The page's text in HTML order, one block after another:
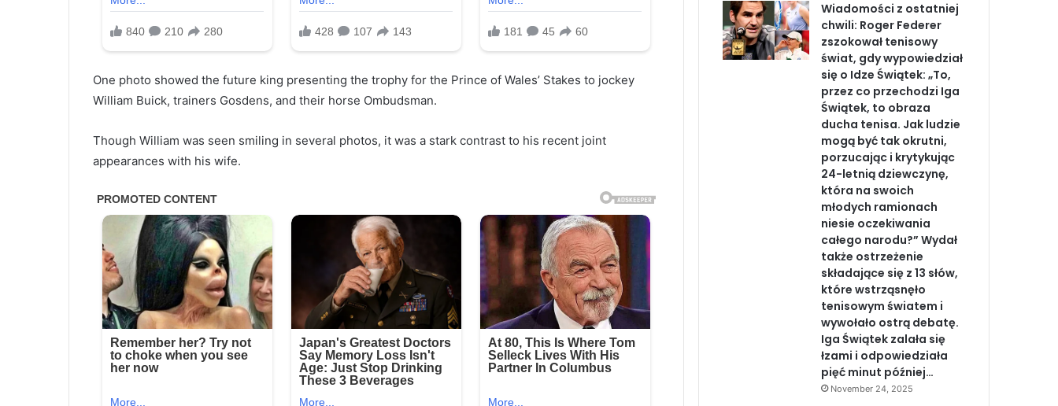
One photo showed the future king presenting the trophy for the Prince of Wales’ Stakes to jockey
William Buick, trainers Gosdens, and their horse Ombudsman.
Though William was seen smiling in several photos, it was a stark contrast to his recent joint
appearances with his wife.
Wiadomości z ostatniej
chwili: Roger Federer
zszokował tenisowy
świat, gdy wypowiedział
się o Idze Świątek: „To,
przez co przechodzi Iga
Świątek, to obraza
ducha tenisa. Jak ludzie
mogą być tak okrutni,
porzucając i krytykując
24-letnią dziewczynę,
która na swoich
młodych ramionach
niesie oczekiwania
całego narodu?” Wydał
także ostrzeżenie
składające się z 13 słów,
które wstrząsnęło
tenisowym światem i
wywołało ostrą debatę.
Iga Świątek zalała się
łzami i odpowiedziała
pięć minut później…
November 24, 2025